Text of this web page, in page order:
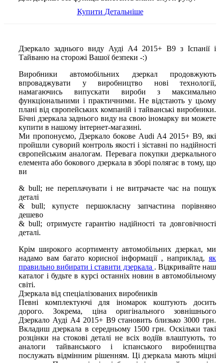
Купити Детальніше
Дзеркало заднього виду Ауді А4 2015+ B9 з Іспанії і
Тайваню на сторожі Вашої безпеки -:)
Виробники автомобільних дзеркал продовжують
впроваджувати у виробництво нові технології,
намагаючись випускати вироби з максимально
функціональними і практичними. Не відстають у цьому
плані від європейських компаній і тайванські виробники.
Бічні дзеркала заднього виду на свою іномарку ви можете
купити в нашому інтернет-магазині.
Ми пропонуємо, Дзеркало бокове Audi A4 2015+ B9, які
пройшли суворий контроль якості і зіставні по надійності
європейським аналогам. Перевага покупки дзеркального
елемента або бокового дзеркала в зборі полягає в тому, що
ви
& bull; не переплачувати і не витрачаєте час на пошук
деталі
& bull; купуєте першокласну запчастина порівняно
дешево
& bull; отримуєте гарантію надійності та довговічності
деталі.
Крім широкого асортименту автомобільних дзеркал, ми
надамо вам багато корисної інформації , наприклад, як
правильно вибирати і ставити дзеркала . Відкривайте наш
каталог і будьте в курсі останніх новин в автомобільному
світі.
Дзеркала від спеціалізованих виробників
Певні комплектуючі для іномарок коштують досить
дорого. Зокрема, ціна оригінального зовнішнього
Дзеркало Ауді А4 2015+ B9 становить близько 3000 грн.
Вкладиш дзеркала в середньому 1500 грн. Оскільки такі
розцінки на стокові деталі не всіх водіїв влаштують, то
аналоги тайванського і іспанського виробництва
послужать відмінним рішенням. Ці дзеркала мають міцні